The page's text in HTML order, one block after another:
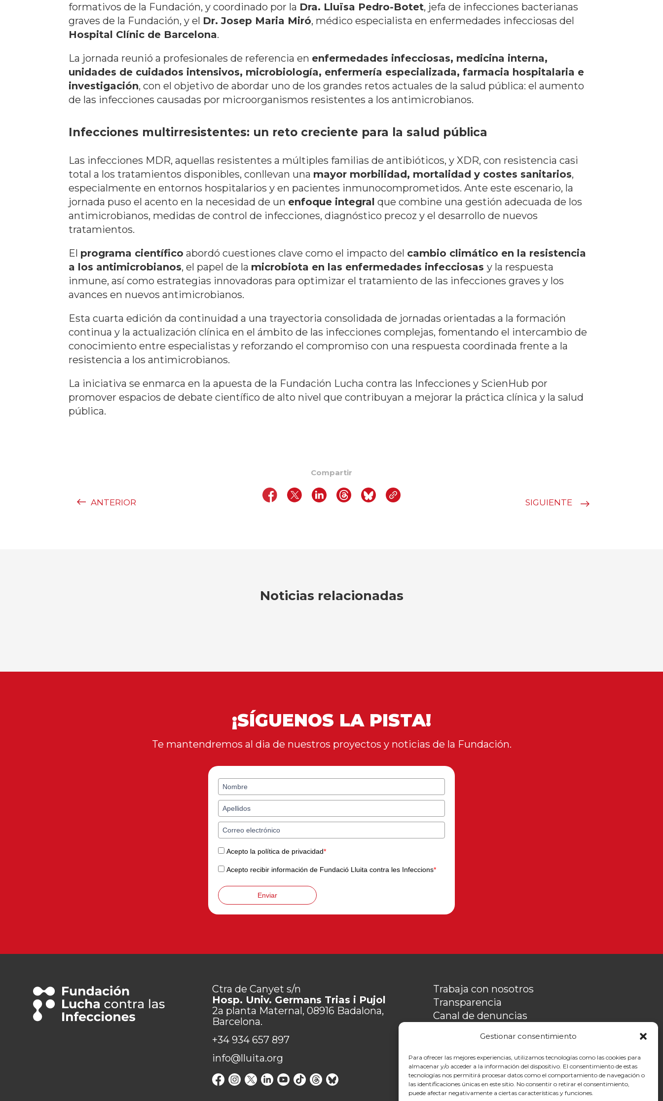
Gestionar consentimiento
Para ofrecer las mejores experiencias, utilizamos tecnologías como las cookies para
almacenar y/o acceder a la información del dispositivo. El consentimiento de estas
tecnologías nos permitirá procesar datos como el comportamiento de navegación o
las identificaciones únicas en este sitio. No consentir o retirar el consentimiento,
puede afectar negativamente a ciertas características y funciones.
formativos de la Fundación, y coordinado por la Dra. Lluïsa Pedro-Botet, jefa de infecciones bacterianas
graves de la Fundación, y el Dr. Josep Maria Miró, médico especialista en enfermedades infecciosas del
Hospital Clínic de Barcelona.
La jornada reunió a profesionales de referencia en enfermedades infecciosas, medicina interna,
unidades de cuidados intensivos, microbiología, enfermería especializada, farmacia hospitalaria e
investigación, con el objetivo de abordar uno de los grandes retos actuales de la salud pública: el aumento
de las infecciones causadas por microorganismos resistentes a los antimicrobianos.
Infecciones multirresistentes: un reto creciente para la salud pública
Las infecciones MDR, aquellas resistentes a múltiples familias de antibióticos, y XDR, con resistencia casi
total a los tratamientos disponibles, conllevan una mayor morbilidad, mortalidad y costes sanitarios,
especialmente en entornos hospitalarios y en pacientes inmunocomprometidos. Ante este escenario, la
jornada puso el acento en la necesidad de un enfoque integral que combine una gestión adecuada de los
antimicrobianos, medidas de control de infecciones, diagnóstico precoz y el desarrollo de nuevos
tratamientos.
El programa científico abordó cuestiones clave como el impacto del cambio climático en la resistencia
a los antimicrobianos, el papel de la microbiota en las enfermedades infecciosasy la respuesta
inmune, así como estrategias innovadoras para optimizar el tratamiento de las infecciones graves y los
avances en nuevos antimicrobianos.
Esta cuarta edición da continuidad a una trayectoria consolidada de jornadas orientadas a la formación
continua y la actualización clínica en el ámbito de las infecciones complejas, fomentando el intercambio de
conocimiento entre especialistas y reforzando el compromiso con una respuesta coordinada frente a la
resistencia a los antimicrobianos.
La iniciativa se enmarca en la apuesta de la Fundación Lucha contra las Infecciones y ScienHub por
promover espacios de debate científico de alto nivel que contribuyan a mejorar la práctica clínica y la salud
pública.
Compartir
ANTERIOR SIGUIENTE
Noticias relacionadas
¡SÍGUENOS LA PISTA!
Te mantendremos al dia de nuestros proyectos y noticias de la Fundación.
Acepto la política de privacidad*
Acepto recibir información de Fundació Lluita contra les Infeccions*
Enviar
Ctra de Canyet s/n
Hosp. Univ. Germans Trias i Pujol
2a planta Maternal, 08916 Badalona,
Barcelona.
+34 934 657 897
info@lluita.org
Trabaja con nosotros
Transparencia
Canal de denuncias
Política de privacidad
Contacto